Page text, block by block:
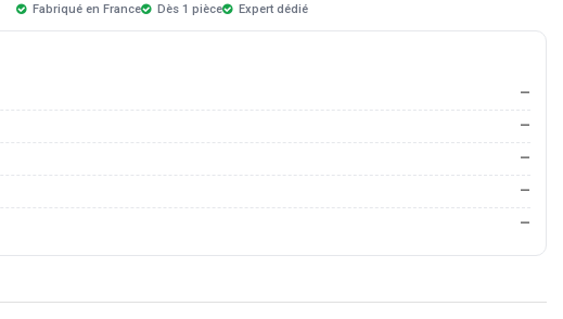
Fabriqué en France Dès 1 pièce Expert dédié
—
—
—
—
—